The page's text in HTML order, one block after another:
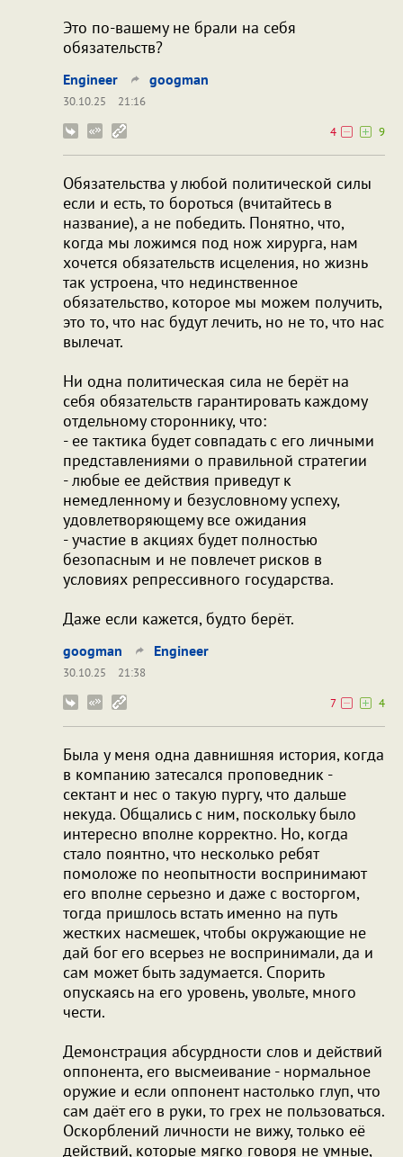
Это по-вашему не брали на себя
обязательств?
Engineer googman
30.10.25
21:16
4
9
Обязательства у любой политической силы
если и есть, то бороться (вчитайтесь в
название), а не победить. Понятно, что,
когда мы ложимся под нож хирурга, нам
хочется обязательств исцеления, но жизнь
так устроена, что нединственное
обязательство, которое мы можем получить,
это то, что нас будут лечить, но не то, что нас
вылечат.
Ни одна политическая сила не берёт на
себя обязательств гарантировать каждому
отдельному стороннику, что:
- ее тактика будет совпадать с его личными
представлениями о правильной стратегии
- любые ее действия приведут к
немедленному и безусловному успеху,
удовлетворяющему все ожидания
- участие в акциях будет полностью
безопасным и не повлечет рисков в
условиях репрессивного государства.
Даже если кажется, будто берёт.
googman Engineer
30.10.25
21:38
7
4
Была у меня одна давнишняя история, когда
в компанию затесался проповедник -
сектант и нес о такую пургу, что дальше
некуда. Общались с ним, поскольку было
интересно вполне корректно. Но, когда
стало поянтно, что несколько ребят
помоложе по неопытности воспринимают
его вполне серьезно и даже с восторгом,
тогда пришлось встать именно на путь
жестких насмешек, чтобы окружающие не
дай бог его всерьез не воспринимали, да и
сам может быть задумается. Спорить
опускаясь на его уровень, увольте, много
чести.
Демонстрация абсурдности слов и действий
оппонента, его высмеивание - нормальное
оружие и если оппонент настолько глуп, что
сам даёт его в руки, то грех не пользоваться.
Оскорблений личности не вижу, только её
действий, которые мягко говоря не умные,